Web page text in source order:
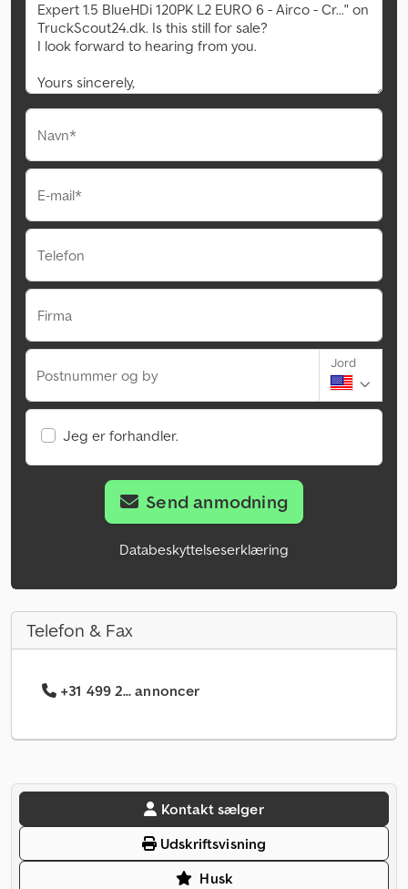
Navn*
E-mail*
Telefon
Firma
Postnummer og by
Jord
Jeg er forhandler.
Send anmodning
Databeskyttelseserklæring
Telefon & Fax
+31 499 2... annoncer
Kontakt sælger
Udskriftsvisning
Husk